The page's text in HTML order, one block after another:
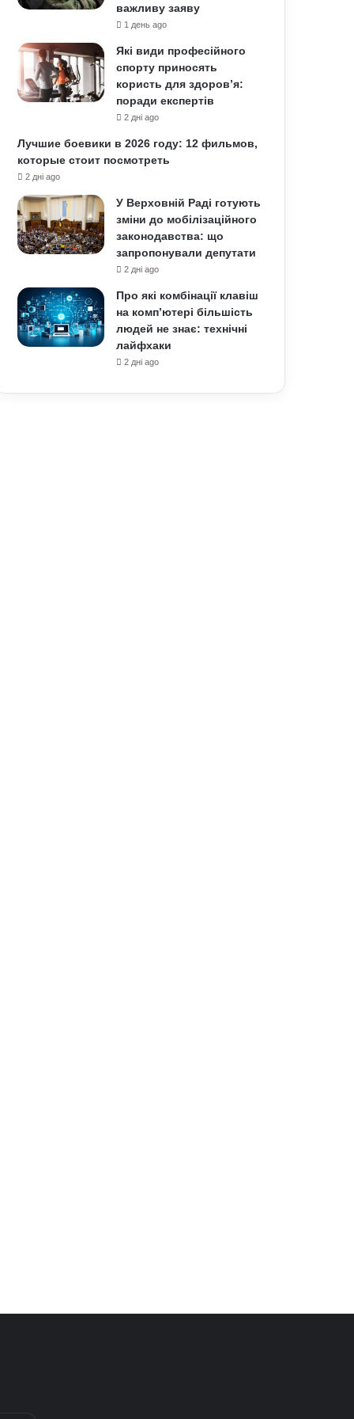
важливу заяву
1 день ago
Які види професійного
спорту приносять
користь для здоров’я:
поради експертів
2 дні ago
Лучшие боевики в 2026 году: 12 фильмов,
которые стоит посмотреть
2 дні ago
У Верховній Раді готують
зміни до мобілізаційного
законодавства: що
запропонували депутати
2 дні ago
Про які комбінації клавіш
на комп’ютері більшість
людей не знає: технічні
лайфхаки
2 дні ago